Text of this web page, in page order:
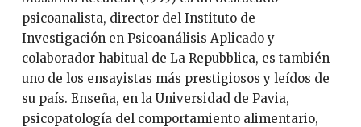
psicoanalista, director del Instituto de
Investigación en Psicoanálisis Aplicado y
colaborador habitual de La Repubblica, es también
uno de los ensayistas más prestigiosos y leídos de
su país. Enseña, en la Universidad de Pavia,
psicopatología del comportamiento alimentario,